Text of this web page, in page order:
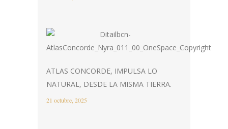
ATLAS CONCORDE, IMPULSA LO
NATURAL, DESDE LA MISMA TIERRA.
21 octubre, 2025